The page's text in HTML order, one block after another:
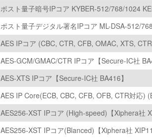
ポスト量子暗号IPコア KYBER-512/768/1024
ポスト量子デジタル署名IPコア ML-DSA-512/
AES IPコア (CBC, CTR, CFB, OMAC, XTS,
AES-GCM/GMAC/CTR IPコア【Secure-IC社
AES-XTS IPコア【Secure-IC社 BA416】
AES IP Core(ECB, CBC, CFB, OFB, CTR対応)
AES256-XST IPコア (High-speed)【Xiphera社
AES256-XST IPコア(Blanced)【Xiphera社